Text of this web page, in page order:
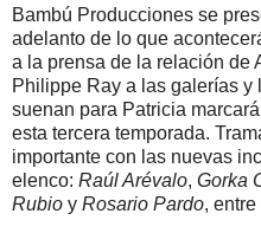
Bambú Producciones se
adelanto de lo que
a la prensa de la relación de
Philippe Ray a las galerías
suenan para Patricia
esta tercera temporada.
importante con las nuevas
elenco: Raúl Arévalo, Gorka
Rubio y Rosario Pardo,